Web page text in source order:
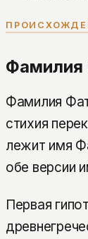
Фамилия
Фамилия
стихия
лежит имя
обе версии
Первая